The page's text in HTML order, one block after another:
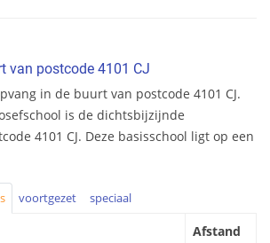
van postcode 4101 CJ
in de buurt van postcode 4101 CJ.
is de dichtsbijzijnde
4101 CJ. Deze basisschool ligt op een
voortgezet speciaal
Afstand